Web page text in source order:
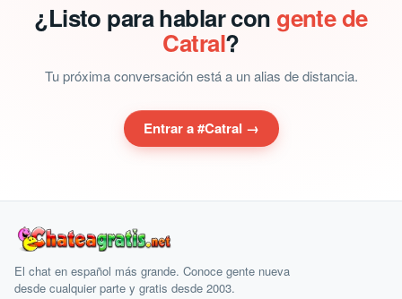
¿Listo para hablar con gente de
Catral?
Tu próxima conversación está a un alias de distancia.
Entrar a #Catral →
El chat en español más grande. Conoce gente nueva
desde cualquier parte y gratis desde 2003.